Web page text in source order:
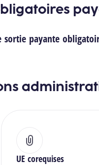
sortie payante
UE corequises